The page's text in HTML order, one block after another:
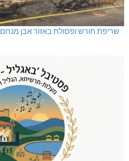
שריפת חורש ופסולת באזור אבן מנחם